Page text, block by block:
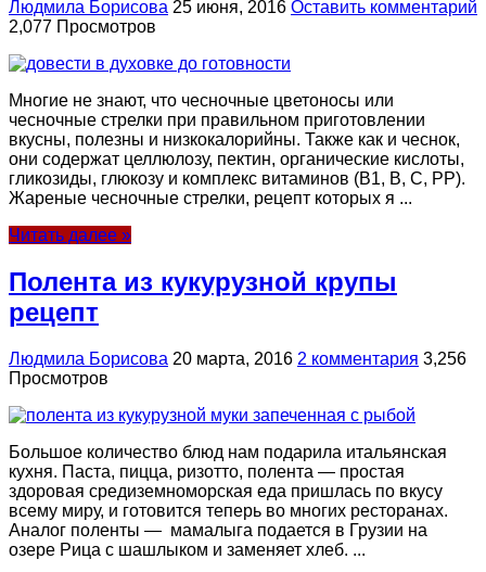
Людмила Борисова 25 июня, 2016 Оставить комментарий
2,077 Просмотров
Многие не знают, что чесночные цветоносы или
чесночные стрелки при правильном приготовлении
вкусны, полезны и низкокалорийны. Также как и чеснок,
они содержат целлюлозу, пектин, органические кислоты,
гликозиды, глюкозу и комплекс витаминов (В1, В, С, РР).
Жареные чесночные стрелки, рецепт которых я ...
Читать далее »
Полента из кукурузной крупы
рецепт
Людмила Борисова 20 марта, 2016 2 комментария 3,256
Просмотров
Большое количество блюд нам подарила итальянская
кухня. Паста, пицца, ризотто, полента — простая
здоровая средиземноморская еда пришлась по вкусу
всему миру, и готовится теперь во многих ресторанах.
Аналог поленты — мамалыга подается в Грузии на
озере Рица с шашлыком и заменяет хлеб. ...